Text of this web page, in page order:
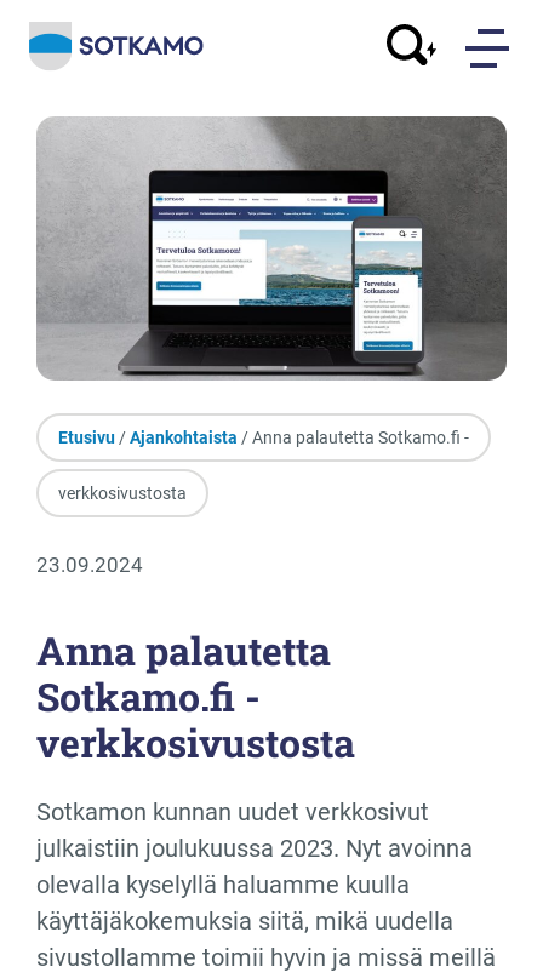
Etusivu/Ajankohtaista / Anna palautetta Sotkamo.fi -
verkkosivustosta
23.09.2024
Anna palautetta
Sotkamo.fi -
verkkosivustosta
Sotkamon kunnan uudet verkkosivut
julkaistiin joulukuussa 2023. Nyt avoinna
olevalla kyselyllä haluamme kuulla
käyttäjäkokemuksia siitä, mikä uudella
sivustollamme toimii hyvin ja missä meillä